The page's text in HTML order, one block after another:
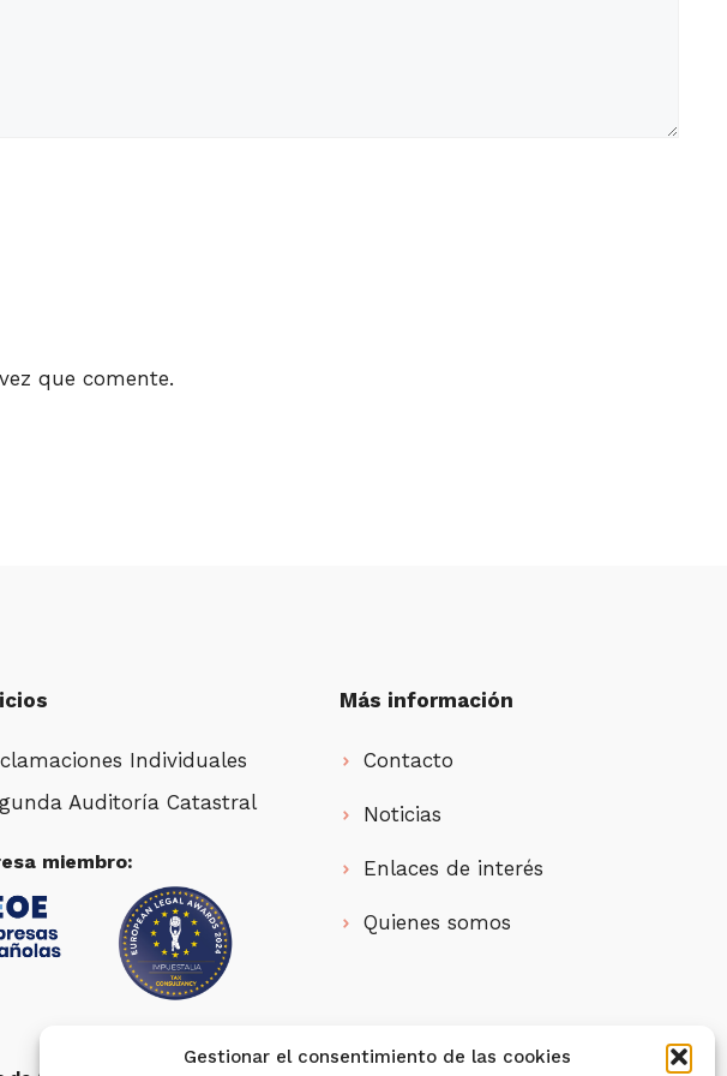
Gestionar el consentimiento de las cookies
que comente.
Individuales
Auditoría Catastral
miembro:
Más información
Contacto
Noticias
Enlaces de interés
Quienes somos